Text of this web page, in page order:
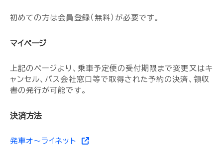
初めての方は会員登録（無料）が必要です。
マイページ
上記のページより、乗車予定便の受付期限まで変更又はキ
ャンセル、バス会社窓口等で取得された予約の決済、領収
書の発行が可能です。
決済方法
発車オ〜ライネット